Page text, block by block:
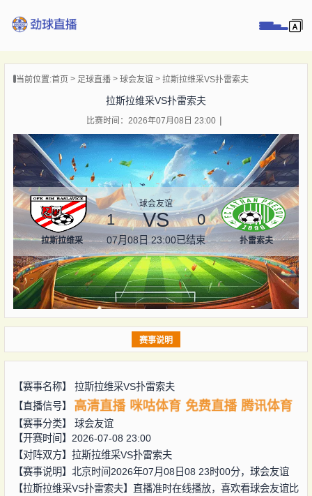
播
闻
当前位置:首页 足球直播 球会友谊 拉斯拉维采VS扑雷索夫
拉斯拉维采VS扑雷索夫
比赛时间：2026年07月08日 23:00
拉斯拉维采
球会友谊
1 VS 0
07月08日 23:00已结束 扑雷索夫
赛事说明
【赛事名称】 拉斯拉维采VS扑雷索夫
【直播信号】
高清直播 咪咕体育 免费直播 腾讯体育
【赛事分类】 球会友谊
【开赛时间】2026-07-08 23:00
【对阵双方】 拉斯拉维采VS扑雷索夫
【赛事说明】北京时间2026年07月08日08 23时00分，球会友谊
【拉斯拉维采VS扑雷索夫】直播准时在线播放，喜欢看球会友谊比